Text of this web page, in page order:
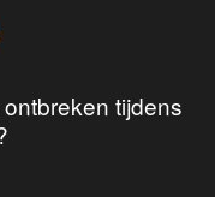
tijdens